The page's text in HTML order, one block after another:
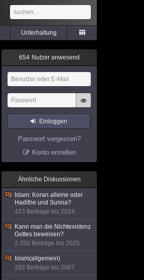
Unterhaltung
654 Nutzer anwesend
Einloggen
Passwort vergessen?
Konto erstellen
Ähnliche Diskussionen
Islam: Koran alleine oder
Hadithe und Sunna?
423 Beiträge bis 2024
Kann man die Nichtexistenz
Gottes beweisen?
2.350 Beiträge bis 2025
Islam(allgemein)
283 Beiträge bis 2007